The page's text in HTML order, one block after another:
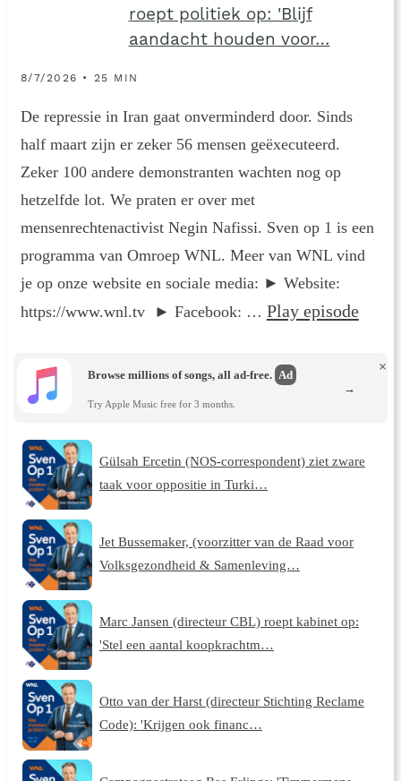
roept politiek op: 'Blijf
aandacht houden voor…
8/7/2026 • 25 MIN
De repressie in Iran gaat onverminderd door. Sinds
half maart zijn er zeker 56 mensen geëxecuteerd.
Zeker 100 andere demonstranten wachten nog op
hetzelfde lot. We praten er over met
mensenrechtenactivist Negin Nafissi. Sven op 1 is een
programma van Omroep WNL. Meer van WNL vind
je op onze website en sociale media: ► Website:
https://www.wnl.tv ► Facebook: … Play episode
Browse millions of songs, all ad-free. Ad
Try Apple Music free for 3 months.
×
→
Gülsah Ercetin (NOS-correspondent) ziet zware
taak voor oppositie in Turki…
Jet Bussemaker, (voorzitter van de Raad voor
Volksgezondheid & Samenleving…
Marc Jansen (directeur CBL) roept kabinet op:
'Stel een aantal koopkrachtm…
Otto van der Harst (directeur Stichting Reclame
Code): 'Krijgen ook financ…